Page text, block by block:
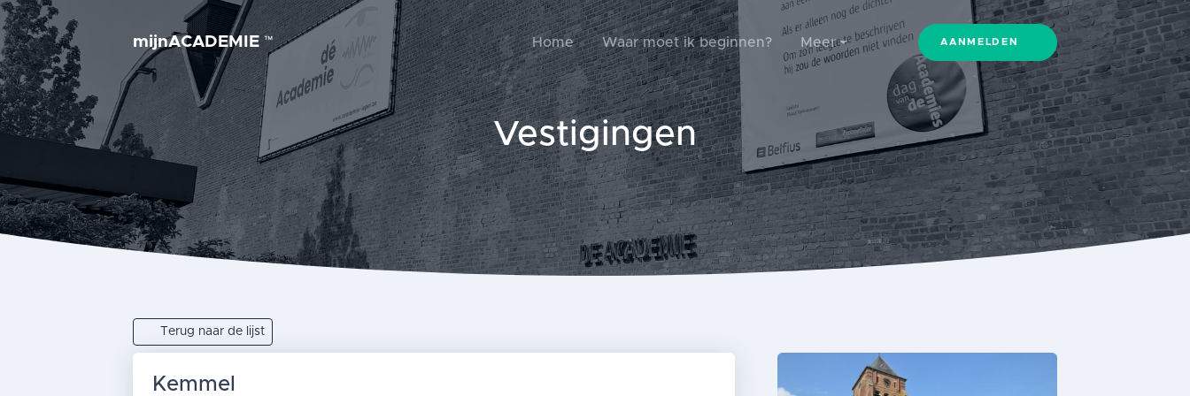
mijnACADEMIE ™ Home Waar moet ik beginnen? Meer AANMELDEN
Vestigingen
Terug naar de lijst
Kemmel